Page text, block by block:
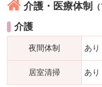
介護・医療体制
介護
夜間体制 あり
居室清掃 あり